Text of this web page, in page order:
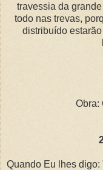
travessia da
todo nas trevas,
distribuído
Obra:
Quando Eu lhes